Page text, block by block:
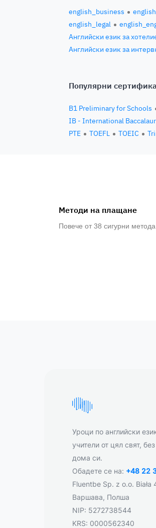
english_business
english_legal
Английски език за
Английски език за
Популярни
B1 Preliminary for Schools
IB - International
PTE
TOEFL TOEIC
Методи на плащане
Повече от 38 сигурни
Уроци по английски
учители от цял свят,
дома си.
Обадете се на: +48 22
Fluentbe Sp. z o.o.
Варшава, Полша
NIP: 5272738544
KRS: 0000562340